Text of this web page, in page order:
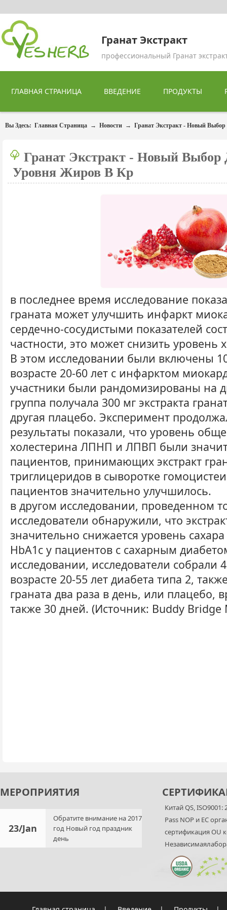
Гранат Экстракт
профессиональный Гранат
ГЛАВНАЯ СТРАНИЦА ВВЕДЕНИЕ ПРОДУКТЫ
Вы Здесь: Главная Страница → Новости → Гранат Экстракт - Новый
Гранат Экстракт - Новый
Уровня Жиров В Кр
в последнее время исследование
граната может улучшить инфаркт
сердечно-сосудистыми показателей
частности, это может снизить уровень
В этом исследовании были включены
возрасте 20-60 лет с инфарктом
участники были рандомизированы на
группа получала 300 мг экстракта
другая плацебо. Эксперимент
результаты показали, что уровень
холестерина ЛПНП и ЛПВП были
пациентов, принимающих экстракт
триглицеридов в сыворотке
пациентов значительно улучшилось.
в другом исследовании, проведенном
исследователи обнаружили, что
значительно снижается уровень
HbA1c у пациентов с сахарным
исследовании, исследователи собрали
возрасте 20-55 лет диабета типа 2,
граната два раза в день, или плацебо,
также 30 дней. (Источник: Buddy Bridge
МЕРОПРИЯТИЯ
23/Jan
Обратите внимание на 2017
год Новый год праздник
день
Китай QS,
Pass NOP и ЕС
сертификация OU